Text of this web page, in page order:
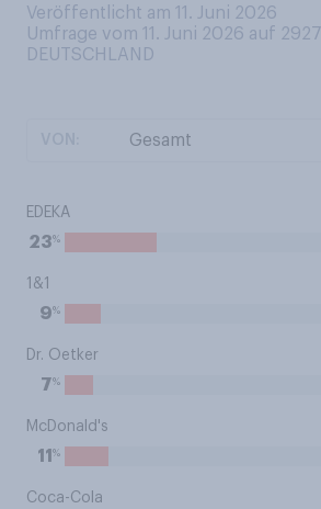
Veröffentlicht am 11. Juni 2026
Umfrage vom 11. Juni 2026 auf 2927
DEUTSCHLAND
EDEKA
23%
1&1
9%
Dr. Oetker
7%
McDonald's
11 %
Coca-Cola